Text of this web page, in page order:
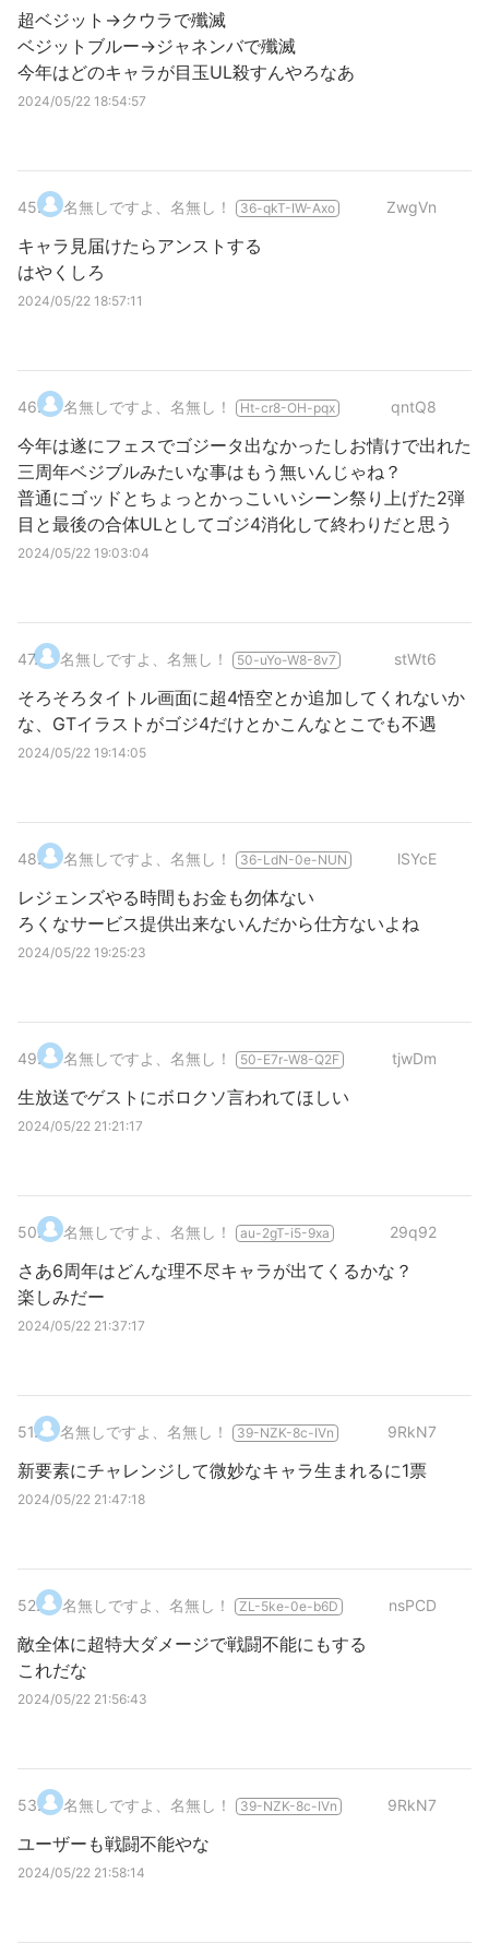
超ベジット→クウラで殲滅
ベジットブルー→ジャネンバで殲滅
今年はどのキャラが目玉UL殺すんやろなあ
2024/05/22 18:54:57
45. 名無しですよ、名無し！ 36-qkT-IW-Axo ZwgVn
キャラ見届けたらアンストする
はやくしろ
2024/05/22 18:57:11
46. 名無しですよ、名無し！ Ht-cr8-OH-pqx qntQ8
今年は遂にフェスでゴジータ出なかったしお情けで出れた
三周年ベジブルみたいな事はもう無いんじゃね？
普通にゴッドとちょっとかっこいいシーン祭り上げた2弾
目と最後の合体ULとしてゴジ4消化して終わりだと思う
2024/05/22 19:03:04
47. 名無しですよ、名無し！ 50-uYo-W8-8v7 stWt6
そろそろタイトル画面に超4悟空とか追加してくれないか
な、GTイラストがゴジ4だけとかこんなとこでも不遇
2024/05/22 19:14:05
48. 名無しですよ、名無し！ 36-LdN-0e-NUN lSYcE
レジェンズやる時間もお金も勿体ない
ろくなサービス提供出来ないんだから仕方ないよね
2024/05/22 19:25:23
49. 名無しですよ、名無し！ 50-E7r-W8-Q2F tjwDm
生放送でゲストにボロクソ言われてほしい
2024/05/22 21:21:17
50. 名無しですよ、名無し！ au-2gT-i5-9xa 29q92
さあ6周年はどんな理不尽キャラが出てくるかな？
楽しみだー
2024/05/22 21:37:17
51. 名無しですよ、名無し！ 39-NZK-8c-IVn 9RkN7
新要素にチャレンジして微妙なキャラ生まれるに1票
2024/05/22 21:47:18
52. 名無しですよ、名無し！ ZL-5ke-0e-b6D nsPCD
敵全体に超特大ダメージで戦闘不能にもする
これだな
2024/05/22 21:56:43
53. 名無しですよ、名無し！ 39-NZK-8c-IVn 9RkN7
ユーザーも戦闘不能やな
2024/05/22 21:58:14